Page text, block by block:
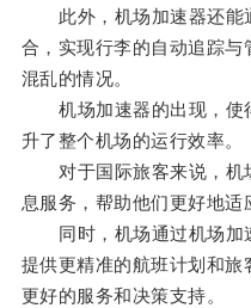
此外，机场加速器还能
合，实现行李的自动追踪
混乱的情况。
机场加速器的出现，使
升了整个机场的运行效率。
对于国际旅客来说，机
息服务，帮助他们更好地适
同时，机场通过机场加
提供更精准的航班计划和
更好的服务和决策支持。